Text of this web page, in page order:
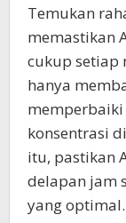
Temukan
memastikan
cukup setiap
hanya
konsentrasi
itu, pastikan
delapan jam
yang optimal.